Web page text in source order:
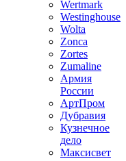
Wertmark
Westinghouse
Wolta
Zonca
Zortes
Zumaline
Армия
России
АртПром
Дубравия
Кузнечное
дело
Максисвет